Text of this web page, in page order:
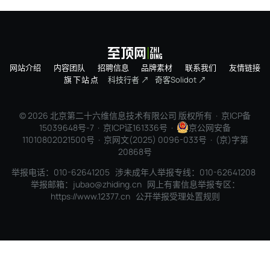
网站介绍 内容团队 招聘信息 品牌素材 联系我们
友情链接
旗下站点
科技行者 ↗ 奇客Solidot ↗
© 2026 北京第二十六维信息技术有限公司 版权所有 · 京ICP备
15039648号-7 · 京ICP证161336号 ·
京公网安备
11010802021500号 · 京网文(2025) 0096-033号 · (京)字第
20868号
举报电话：010-62641205 涉未成年人举报专线：010-62641208
举报邮箱：jubao@zhiding.cn 网上有害信息举报专区：
https://www.12377.cn 公开举报受理处置规则